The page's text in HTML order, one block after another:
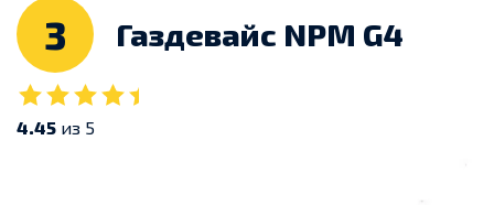
3 Газдевайс NPM G4
4.45 из 5